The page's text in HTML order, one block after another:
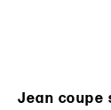
Jean coupe